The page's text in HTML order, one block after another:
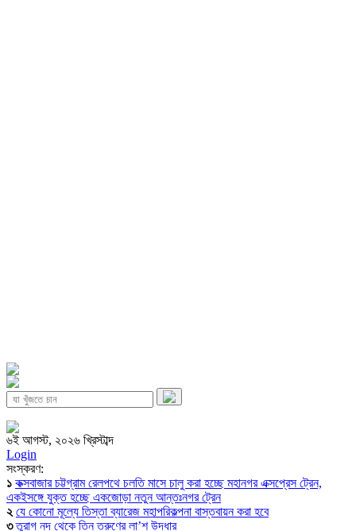
৬ই আগস্ট, ২০২৬ খ্রিস্টাব্দ
Login
সংস্করণ:
১ কক্সবাজার চট্টগ্রাম রেলপথে চলতি মাসে চালু করা হচ্ছে মহানগর এক্সপ্রেস ট্রেন,
একইসঙ্গে যুক্ত হচ্ছে একজোড়া নতুন আন্তঃনগর ট্রেন
২ যে কোনো মূল্যে তিস্তা ব্যারেজ মহাপরিকল্পনা বাস্তবায়ন করা হবে
৩ তুরাগ নদ থেকে তিন তরুণের লা’শ উদ্ধার